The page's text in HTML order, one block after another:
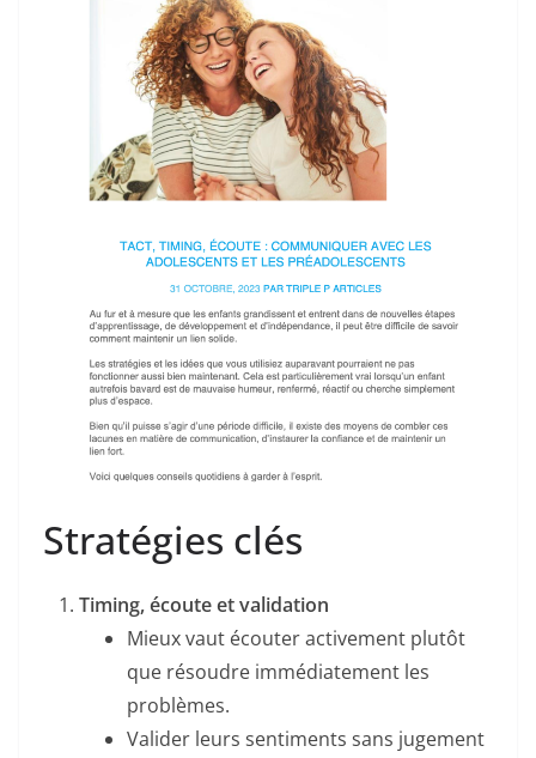
Stratégies clés
Timing, écoute et validation
Mieux vaut écouter activement plutôt
que résoudre immédiatement les
problèmes.
Valider leurs sentiments sans jugement